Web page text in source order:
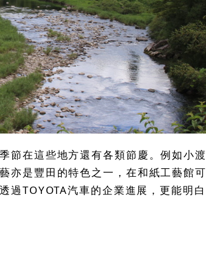
節在這些地方還有各類節慶。例如小渡
亦是豐田的特色之一，在和紙工藝館可
過TOYOTA汽車的企業進展，更能明白